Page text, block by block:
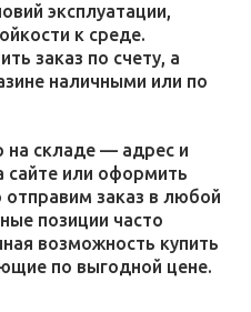
эксплуатации,
к среде.
заказ по счету, а
наличными или по
на складе — адрес и
сайте или оформить
заказ в любой
позиции часто
возможность купить
по выгодной цене.